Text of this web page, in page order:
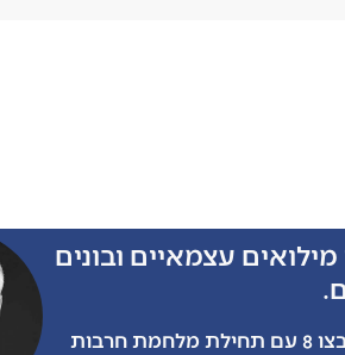
עצמאיים ובונים
כמו הרבה מאתנו, גם אני התגייסתי בצו 8 עם תחילת מלחמת חרבות